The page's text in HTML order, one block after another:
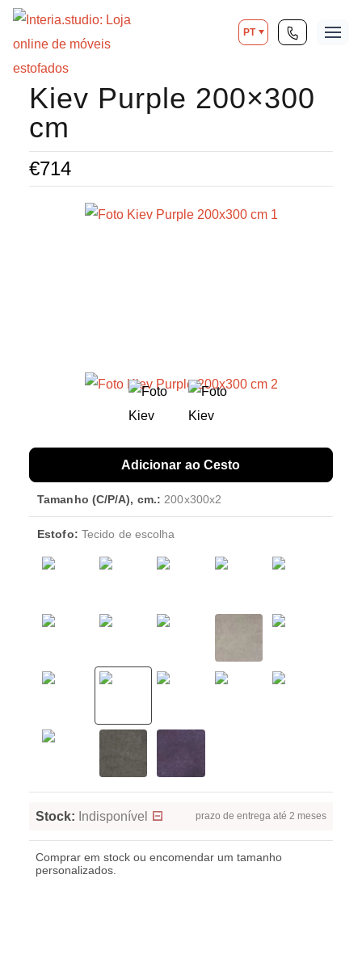
PT
Kiev Purple 200×300
cm
€714
Tamanho (C/P/A), cm.: 200x300x2
Estofo: Tecido de escolha
Stock: Indisponível prazo de entrega até 2 meses
Comprar em stock ou encomendar um tamanho
personalizados.
Adicionar ao Cesto